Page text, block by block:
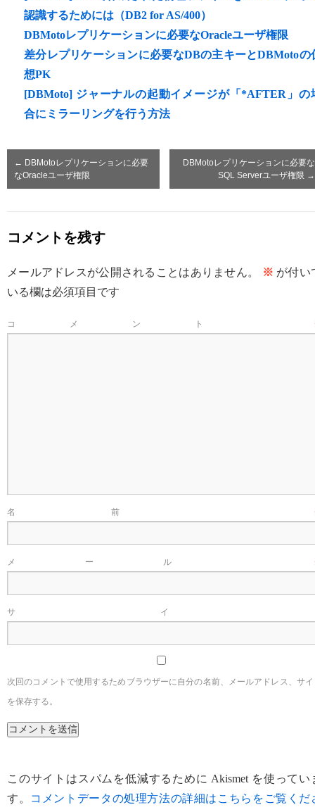
認識するためには（DB2 for AS/400）
DBMotoレプリケーションに必要なOracleユーザ権限
差分レプリケーションに必要なDBの主キーとDBMotoの
想PK
[DBMoto] ジャーナルの起動イメージが「*AFTER」の
合にミラーリングを行う方法
← DBMotoレプリケーションに必要
なOracleユーザ権限
DBMotoレプリケーションに必要な
SQL Serverユーザ権限 →
コメントを残す
メールアドレスが公開されることはありません。 ※ が付い
いる欄は必須項目です
コメント
名前
メール
サイ
次回のコメントで使用するためブラウザーに自分の名前、メールアドレス、サ
を保存する。
このサイトはスパムを低減するために Akismet を使ってい
す。
コメントデータの処理方法の詳細はこちらをご覧くだ